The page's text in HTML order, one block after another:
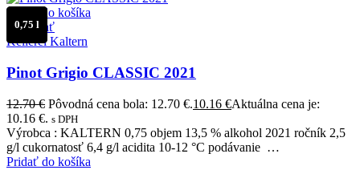
Pridať do košíka
Porovnať
Kellerei Kaltern
Pinot Grigio CLASSIC 2021
12.70€ Pôvodná cena bola: 12.70 €.10.16 €Aktuálna cena je:
10.16 €. s DPH
0,75 l
Výrobca : KALTERN 0,75 objem 13,5 % alkohol 2021 ročník 2,5
g/l cukornatosť 6,4 g/l acidita 10-12 °C podávanie …
Pridať do košíka